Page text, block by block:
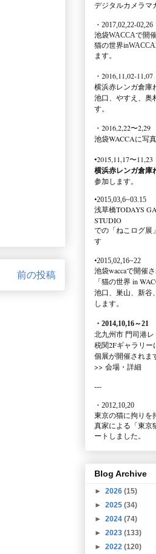
前の投稿
デジタルカメラマ
・2017,02,22-02,26
池袋WACCAで開
猫の世界
ます。
・2016,11,02-11,07
横浜赤レンガ倉庫
池口、やすえ、奥
す。
・2016,2,22〜2,29
池袋WACCAに写
•2015,11,17〜11,23
横浜赤レンガ倉庫
参加します。
•2015,03,6~03.15
浅草橋TODAYS
STUDIO
での 「ねこログ展
す
•2015,02,16~22
池袋waccaで開催
「猫の世界 in
池口、巣山、新谷
します。
・2014,10,16～21
北九州市 門司港
税関2Fギャラリー
個展が開催されま
>> 会場・詳細
---
・2012,10,20
東京の猫に拘りを
真家による 「東
ートしました。
Blog Archive
► 2026 (15)
► 2025 (34)
► 2024 (74)
► 2023 (133)
► 2022 (120)